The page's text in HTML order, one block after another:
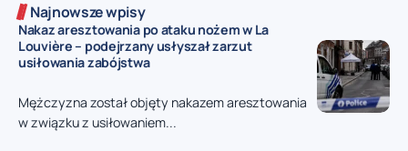
Najnowsze wpisy
Nakaz aresztowania po ataku nożem w La
Louvière – podejrzany usłyszał zarzut
usiłowania zabójstwa
Mężczyzna został objęty nakazem aresztowania
w związku z usiłowaniem...